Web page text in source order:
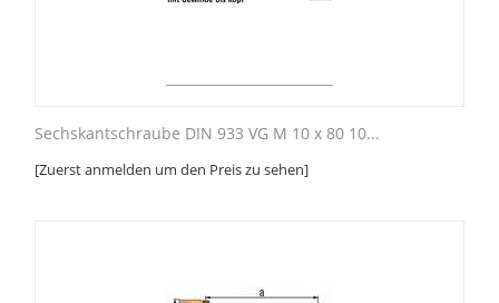
Sechskantschraube DIN 933 VG M 10 x 80 10...
[Zuerst anmelden um den Preis zu sehen]